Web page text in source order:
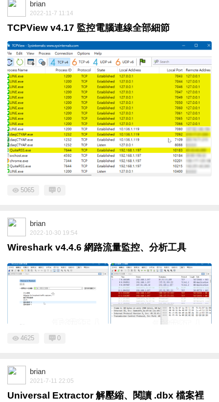
brian
2022-11-7 11:14
TCPView v4.17 監控電腦連線全部細節
5065 0
brian
2022-10-30 19:54
Wireshark v4.4.6 網路流量監控、分析工具
4625 0
brian
2021-7-11 22:05
Universal Extractor 解壓縮、閱讀 .dbx 檔案裡